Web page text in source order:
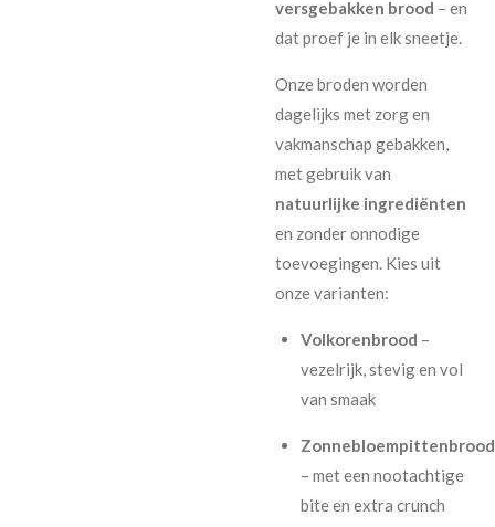
versgebakken brood – en
dat proef je in elk sneetje.
Onze broden worden
dagelijks met zorg en
vakmanschap gebakken,
met gebruik van
natuurlijke ingrediënten
en zonder onnodige
toevoegingen. Kies uit
onze varianten:
Volkorenbrood –
vezelrijk, stevig en vol
van smaak
Zonnebloempittenbrood
– met een nootachtige
bite en extra crunch